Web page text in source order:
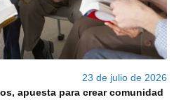
23 de julio de 2026
apuesta para crear comunidad